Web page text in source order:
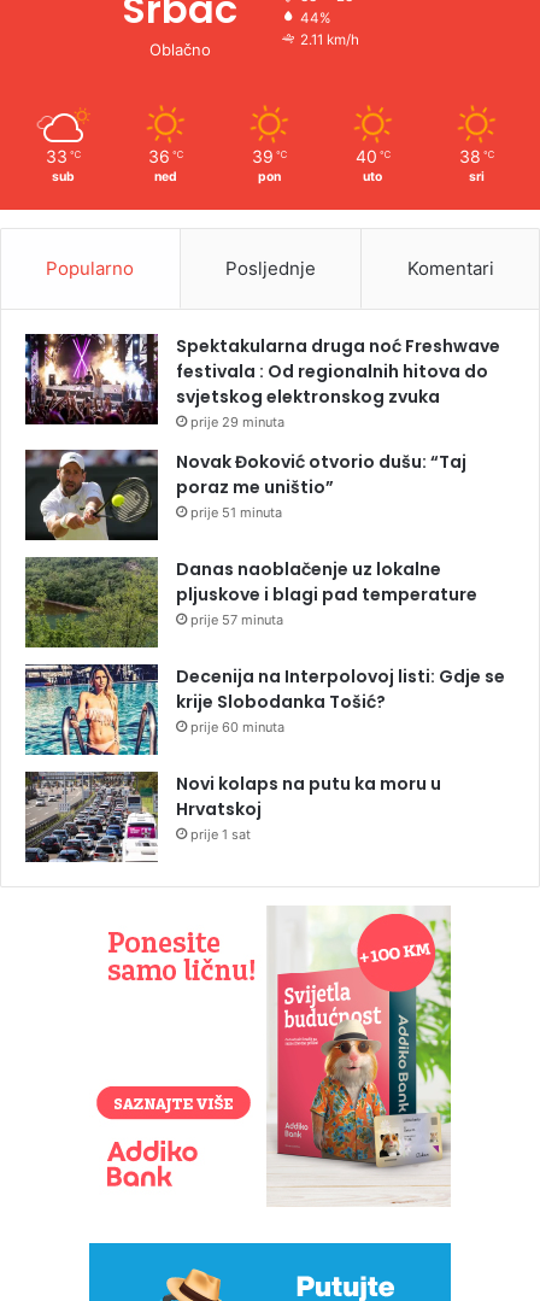
Oblačno
44%
2.11 km/h
33 ℃
sub
36 ℃
ned
39 ℃
pon
40 ℃
uto
38 ℃
sri
Popularno Posljednje Komentari
Spektakularna druga noć Freshwave
festivala : Od regionalnih hitova do
svjetskog elektronskog zvuka
prije 29 minuta
Novak Đoković otvorio dušu: “Taj
poraz me uništio”
prije 51 minuta
Danas naoblačenje uz lokalne
pljuskove i blagi pad temperature
prije 57 minuta
Decenija na Interpolovoj listi: Gdje se
krije Slobodanka Tošić?
prije 60 minuta
Novi kolaps na putu ka moru u
Hrvatskoj
prije 1 sat